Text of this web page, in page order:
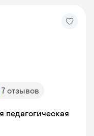
7 отзывов
педагогическая